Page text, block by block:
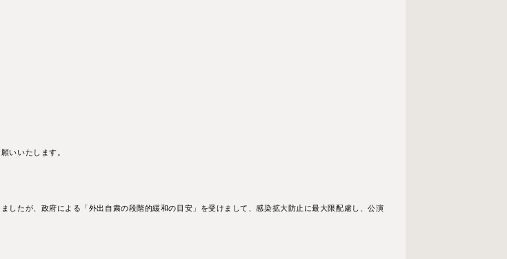
いいたします。
したが、政府による「外出⾃粛の段階的緩和の⽬安」を受けまして、感染拡⼤防⽌に最⼤限配慮し、公演